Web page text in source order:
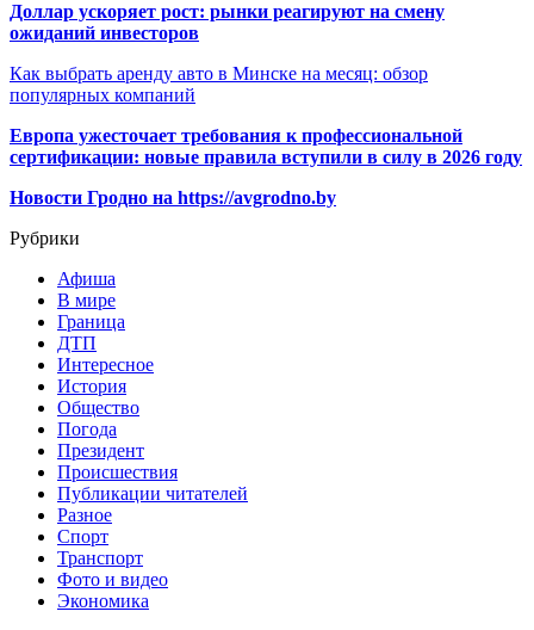
Доллар ускоряет рост: рынки реагируют на смену
ожиданий инвесторов
Как выбрать аренду авто в Минске на месяц: обзор
популярных компаний
Европа ужесточает требования к профессиональной
сертификации: новые правила вступили в силу в 2026 году
Новости Гродно на https://avgrodno.by
Рубрики
Афиша
В мире
Граница
ДТП
Интересное
История
Общество
Погода
Президент
Происшествия
Публикации читателей
Разное
Спорт
Транспорт
Фото и видео
Экономика